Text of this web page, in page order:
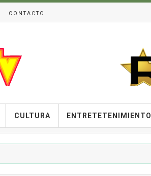
CONTACTO
CULTURA ENTRETETENIMIENTO